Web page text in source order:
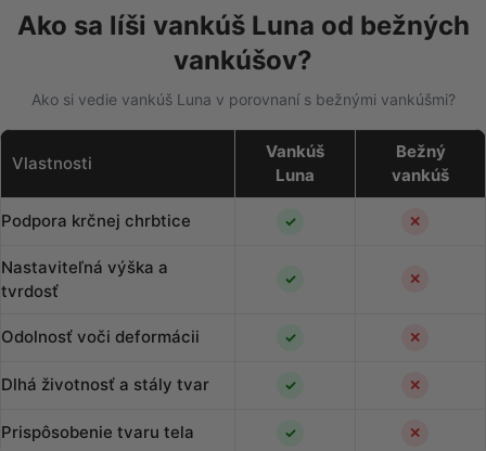
Ako sa líši vankúš Luna od bežných
vankúšov?
Ako si vedie vankúš Luna v porovnaní s bežnými vankúšmi?
Vlastnosti
Vankúš
Luna
Bežný
vankúš
Podpora krčnej chrbtice ✓ ✕
Nastaviteľná výška a
tvrdosť
✓ ✕
Odolnosť voči deformácii ✓ ✕
Dlhá životnosť a stály tvar ✓ ✕
Prispôsobenie tvaru tela ✓ ✕